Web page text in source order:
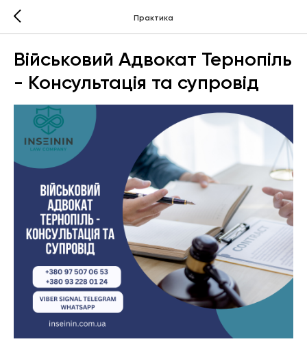
Практика
Військовий Адвокат Тернопіль
- Консультація та супровід